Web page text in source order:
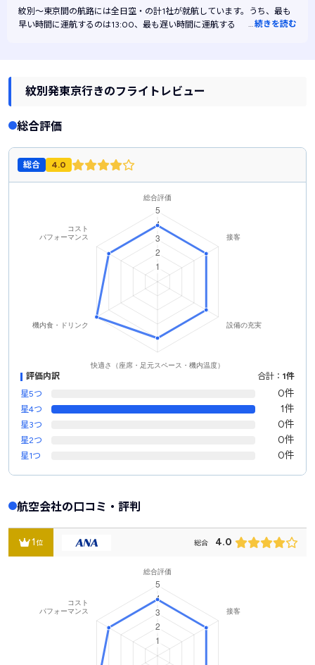
紋別～東京間の航路には全日空・ の計1社が就航しています。うち、最も
早い時間に運航するのは13:00、最も遅い時間に運航するのは13:00で
…続きを読む
紋別発東京行きのフライトレビュー
総合評価
総合 4.0
評価内訳 合計： 1件
星5つ
0件
星4つ 1件
星3つ 0件
星2つ 0件
星1つ 0件
航空会社の口コミ・評判
1位 総合 4.0